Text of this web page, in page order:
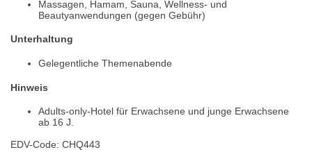
Massagen, Hamam, Sauna, Wellness- und
Beautyanwendungen (gegen Gebühr)
Unterhaltung
Gelegentliche Themenabende
Hinweis
Adults-only-Hotel für Erwachsene und junge Erwachsene
ab 16 J.
EDV-Code: CHQ443